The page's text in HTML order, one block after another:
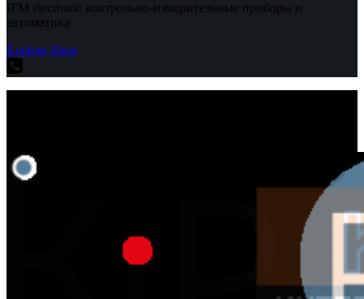
IFM electronic контрольно-измерительные приборы и
автоматика
Explore Shop